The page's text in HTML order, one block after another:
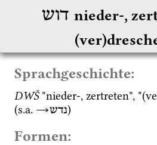
דוש nieder-,
Sprachgeschichte:
DWŠ "nieder-, zertreten",
(s.a. →נדש)
Formen: